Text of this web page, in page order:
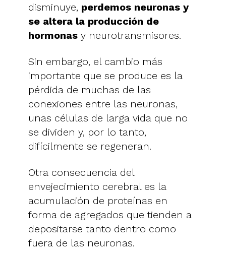
disminuye, perdemos neuronas y
se altera la producción de
hormonas y neurotransmisores.
Sin embargo, el cambio más
importante que se produce es la
pérdida de muchas de las
conexiones entre las neuronas,
unas células de larga vida que no
se dividen y, por lo tanto,
difícilmente se regeneran.
Otra consecuencia del
envejecimiento cerebral es la
acumulación de proteínas en
forma de agregados que tienden a
depositarse tanto dentro como
fuera de las neuronas.